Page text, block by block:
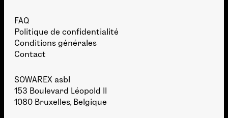
FAQ
Politique de confidentialité
Conditions générales
Contact
SOWAREX asbl
153 Boulevard Léopold II
1080 Bruxelles, Belgique